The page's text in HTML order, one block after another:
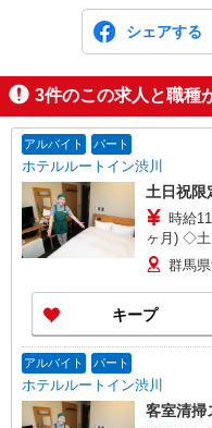
シェアする
3件のこの求人と職種
アルバイト パート
ホテルルートイン渋川
土日祝限
時給
ヶ月
群馬
キープ
アルバイト パート
ホテルルートイン渋川
客室清掃